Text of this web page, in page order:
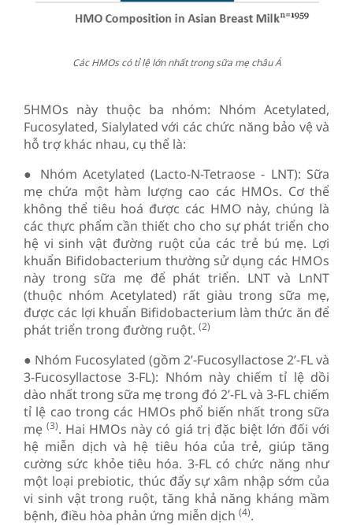
Các HMOs có tỉ lệ lớn nhất trong sữa mẹ châu Á
5HMOs này thuộc ba nhóm: Nhóm Acetylated,
Fucosylated, Sialylated với các chức năng bảo vệ và
hỗ trợ khác nhau, cụ thể là:
● Nhóm Acetylated (Lacto-N-Tetraose - LNT): Sữa
mẹ chứa một hàm lượng cao các HMOs. Cơ thể
không thể tiêu hoá được các HMO này, chúng là
các thực phẩm cần thiết cho cho sự phát triển cho
hệ vi sinh vật đường ruột của các trẻ bú mẹ. Lợi
khuẩn Bifidobacterium thường sử dụng các HMOs
này trong sữa mẹ để phát triển. LNT và LnNT
(thuộc nhóm Acetylated) rất giàu trong sữa mẹ,
được các lợi khuẩn Bifidobacterium làm thức ăn để
phát triển trong đường ruột. (2)
● Nhóm Fucosylated (gồm 2’-Fucosyllactose 2’-FL và
3-Fucosyllactose 3-FL): Nhóm này chiếm tỉ lệ dồi
dào nhất trong sữa mẹ trong đó 2’-FL và 3-FL chiếm
tỉ lệ cao trong các HMOs phổ biến nhất trong sữa
mẹ(3). Hai HMOs này có giá trị đặc biệt lớn đối với
hệ miễn dịch và hệ tiêu hóa của trẻ, giúp tăng
cường sức khỏe tiêu hóa. 3-FL có chức năng như
một loại prebiotic, thúc đẩy sự xâm nhập sớm của
vi sinh vật trong ruột, tăng khả năng kháng mầm
bệnh, điều hòa phản ứng miễn dịch (4).